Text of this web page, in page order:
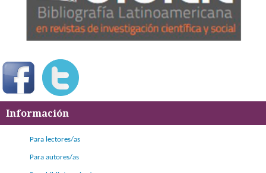
Información
Para lectores/as
Para autores/as